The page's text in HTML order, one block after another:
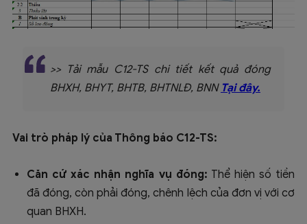
>> Tải mẫu C12-TS chi tiết kết quả đóng
BHXH, BHYT, BHTB, BHTNLĐ, BNN Tại đây.
Vai trò pháp lý của Thông báo C12-TS:
Căn cứ xác nhận nghĩa vụ đóng: Thể hiện số tiền
đã đóng, còn phải đóng, chênh lệch của đơn vị với cơ
quan BHXH.